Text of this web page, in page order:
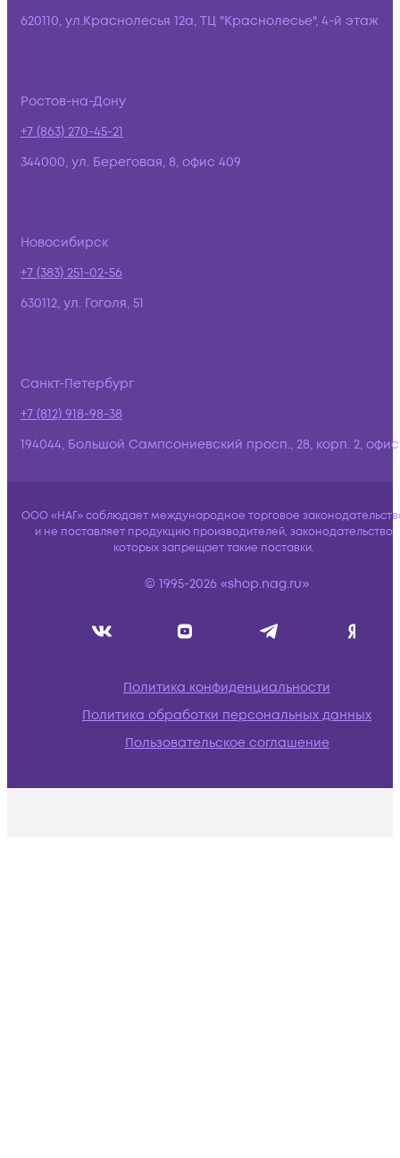
620110, ул.Краснолесья 12а, ТЦ "Краснолесье", 4-й этаж
Ростов-на-Дону
+7 (863) 270-45-21
344000, ул. Береговая, 8, офис 409
Новосибирск
+7 (383) 251-02-56
630112, ул. Гоголя, 51
Санкт-Петербург
+7 (812) 918-98-38
194044, Большой Сампсониевский просп., 28, корп. 2,
ООО «НАГ» соблюдает международное торговое
и не поставляет продукцию производителей, законодательство
которых запрещает такие поставки.
© 1995-2026 «shop.nag.ru»
Политика конфиденциальности
Политика обработки персональных данных
Пользовательское соглашение